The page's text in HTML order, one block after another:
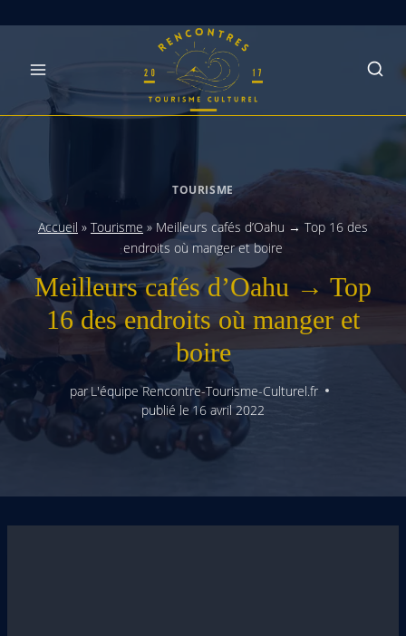
content
TOURISME
Accueil » Tourisme » Meilleurs cafés d’Oahu → Top 16 des
endroits où manger et boire
Meilleurs cafés d’Oahu → Top
16 des endroits où manger et
boire
par L'équipe Rencontre-Tourisme-Culturel.fr
publié le 16 avril 2022